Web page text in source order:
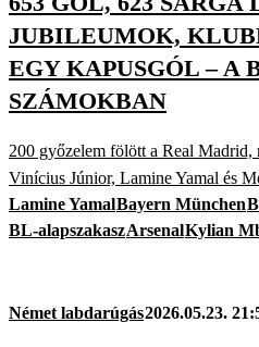
JUBILEUMOK,
EGY KAPUSGÓL – A
SZÁMOKBAN
200 győzelem fölött a Real Madrid,
Vinícius Júnior, Lamine Yamal és
Lamine YamalBayern München
BL-alapszakaszArsenalKylian
Német labdarúgás2026.05.23.